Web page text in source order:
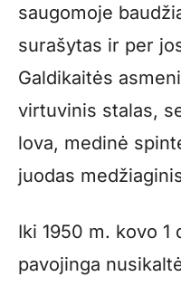
saugomoje
surašytas ir per
Galdikaitės
virtuvinis stalas,
lova, medinė
juodas
Iki 1950 m. kovo 1
pavojinga